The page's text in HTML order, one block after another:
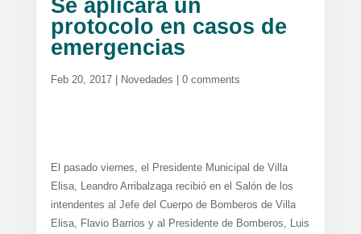
Se aplicará un
protocolo en casos de
emergencias
Feb 20, 2017| Novedades 0 comments
El pasado viernes, el Presidente Municipal de Villa
Elisa, Leandro Arribalzaga recibió en el Salón de los
intendentes al Jefe del Cuerpo de Bomberos de Villa
Elisa, Flavio Barrios y al Presidente de Bomberos, Luis